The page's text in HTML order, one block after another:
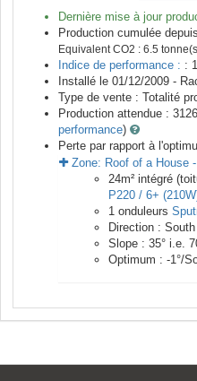
Dernière mise à jour
Production cumulée
Equivalent CO2 : 6.5
Indice de performance : :
Installé le 01/12/2009 -
Type de vente : Totalité
Production attendue : 3126
performance)
Perte par rapport à
Zone: Roof of a House -
24m² intégré
P220 / 6+
1 onduleurs
Direction : South
Slope : 35° i.e.
Optimum : -1°/